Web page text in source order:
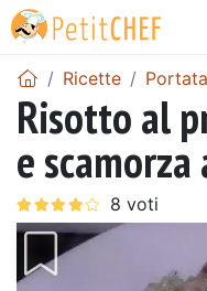
Ricette
Risotto al
e